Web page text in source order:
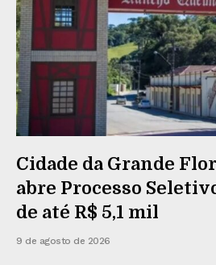
Cidade da Grande
abre Processo
de até R$ 5,1 mil
9 de agosto de 2026